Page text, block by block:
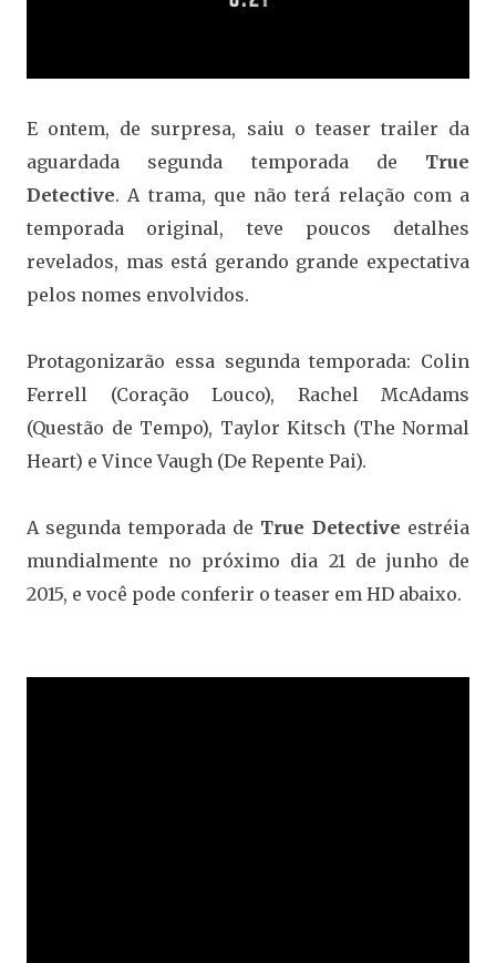
E ontem, de surpresa, saiu o teaser trailer da
aguardada segunda temporada de True
Detective. A trama, que não terá relação com a
temporada original, teve poucos detalhes
revelados, mas está gerando grande expectativa
pelos nomes envolvidos.
Protagonizarão essa segunda temporada: Colin
Ferrell (Coração Louco), Rachel McAdams
(Questão de Tempo), Taylor Kitsch (The Normal
Heart) e Vince Vaugh (De Repente Pai).
A segunda temporada de True Detective estréia
mundialmente no próximo dia 21 de junho de
2015, e você pode conferir o teaser em HD abaixo.